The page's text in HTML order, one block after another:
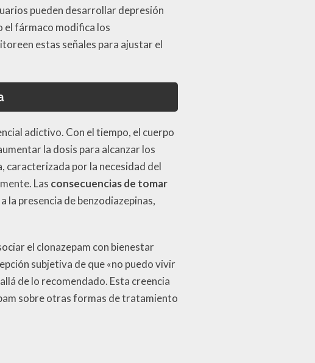
pueden desarrollar depresión
el fármaco modifica los
estas señales para ajustar el
adictivo. Con el tiempo, el cuerpo
la dosis para alcanzar los
caracterizada por la necesidad del
Las consecuencias de tomar
la presencia de benzodiazepinas,
el clonazepam con bienestar
subjetiva de que «no puedo vivir
de lo recomendado. Esta creencia
sobre otras formas de tratamiento